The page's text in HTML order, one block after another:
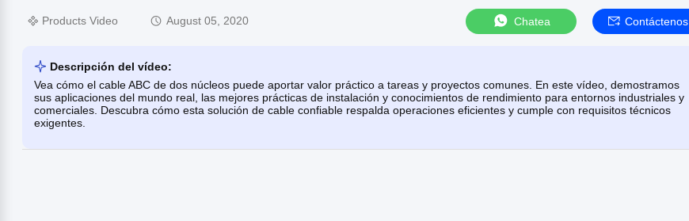
Products Video August 05, 2020 Chatea Contáctenos
Descripción del vídeo:
Vea cómo el cable ABC de dos núcleos puede aportar valor práctico a tareas y proyectos comunes. En este vídeo, demostramos
sus aplicaciones del mundo real, las mejores prácticas de instalación y conocimientos de rendimiento para entornos industriales y
comerciales. Descubra cómo esta solución de cable confiable respalda operaciones eficientes y cumple con requisitos técnicos
exigentes.